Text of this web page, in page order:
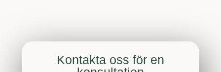
Kontakta oss för en